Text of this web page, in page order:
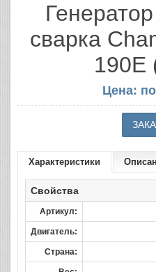
сварка
Цена:
Характеристики
Свойства
Артикул:
Двигатель:
Страна: